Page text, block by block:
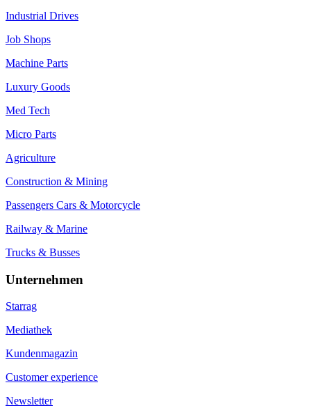
Industrial Drives
Job Shops
Machine Parts
Luxury Goods
Med Tech
Micro Parts
Agriculture
Construction & Mining
Passengers Cars & Motorcycle
Railway & Marine
Trucks & Busses
Unternehmen
Starrag
Mediathek
Kundenmagazin
Customer experience
Newsletter